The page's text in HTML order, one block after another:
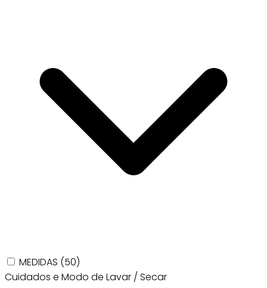
MEDIDAS (50)
Cuidados e Modo de Lavar / Secar